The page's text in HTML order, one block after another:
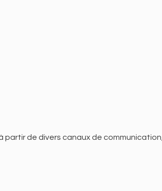
de divers canaux de